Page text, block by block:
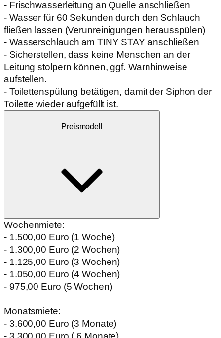
- Frischwasserleitung an Quelle anschließen
- Wasser für 60 Sekunden durch den Schlauch
fließen lassen (Verunreinigungen herausspülen)
- Wasserschlauch am TINY STAY anschließen
- Sicherstellen, dass keine Menschen an der
Leitung stolpern können, ggf. Warnhinweise
aufstellen.
- Toilettenspülung betätigen, damit der Siphon der
Toilette wieder aufgefüllt ist.
Preismodell
Wochenmiete:
- 1.500,00 Euro (1 Woche)
- 1.300,00 Euro (2 Wochen)
- 1.125,00 Euro (3 Wochen)
- 1.050,00 Euro (4 Wochen)
- 975,00 Euro (5 Wochen)
Monatsmiete:
- 3.600,00 Euro (3 Monate)
- 3.300,00 Euro ( 6 Monate)